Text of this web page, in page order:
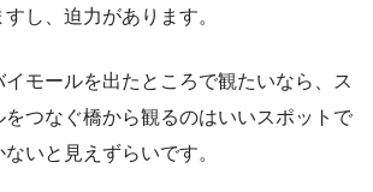
し、迫力があります。
イモールを出たところで観たいなら、ス
をつなぐ橋から観るのはいいスポットで
いと見えずらいです。